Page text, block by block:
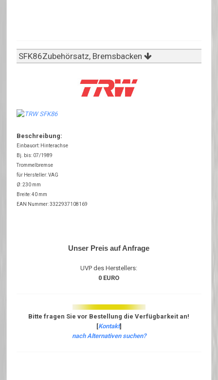
SFK86Zubehörsatz, Bremsbacken
Beschreibung:
Einbauort: Hinterachse
Bj. bis: 07/1989
Trommelbremse
für Hersteller: VAG
Ø: 230 mm
Breite: 40 mm
EAN Nummer: 3322937108169
Unser Preis auf Anfrage
UVP des Herstellers:
0 EURO
Bitte fragen Sie vor Bestellung die Verfügbarkeit an!
[Kontakt]
nach Alternativen suchen?